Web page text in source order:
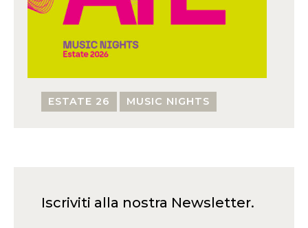
ESTATE 26 MUSIC NIGHTS
Iscriviti alla nostra Newsletter.